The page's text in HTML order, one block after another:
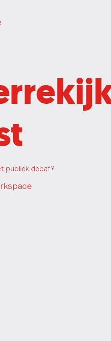
publiek debat?